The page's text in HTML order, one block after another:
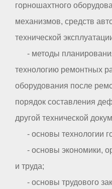
горношахтного
механизмов, средств
технической
- методы
технологию ремонтных
оборудования после
порядок составления
другой технической
- основы технологии
- основы экономики,
и труда;
- основы трудового